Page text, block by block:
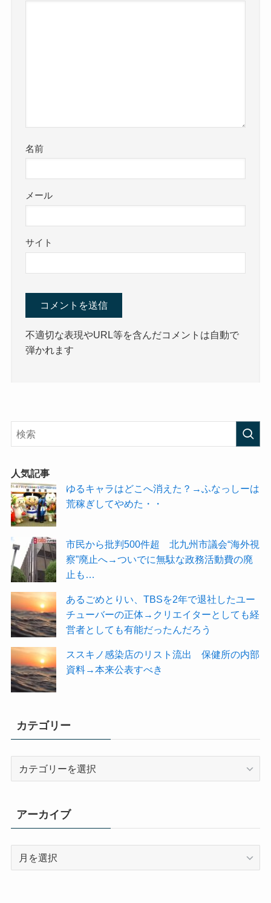
名前
メール
サイト
不適切な表現やURL等を含んだコメントは自動で
弾かれます
人気記事
ゆるキャラはどこへ消えた？→ふなっしーは
荒稼ぎしてやめた・・
市民から批判500件超 北九州市議会“海外視
察”廃止へ→ついでに無駄な政務活動費の廃
止も…
あるごめとりい、TBSを2年で退社したユー
チューバーの正体→クリエイターとしても経
営者としても有能だったんだろう
ススキノ感染店のリスト流出 保健所の内部
資料→本来公表すべき
カテゴリー
リ
ー
アーカイブ